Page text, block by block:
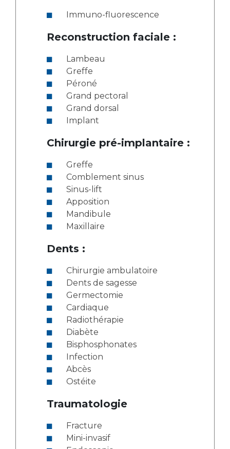
Immuno-fluorescence
Reconstruction faciale :
Lambeau
Greffe
Péroné
Grand pectoral
Grand dorsal
Implant
Chirurgie pré-implantaire :
Greffe
Comblement sinus
Sinus-lift
Apposition
Mandibule
Maxillaire
Dents :
Chirurgie ambulatoire
Dents de sagesse
Germectomie
Cardiaque
Radiothérapie
Diabète
Bisphosphonates
Infection
Abcès
Ostéite
Traumatologie
Fracture
Mini-invasif